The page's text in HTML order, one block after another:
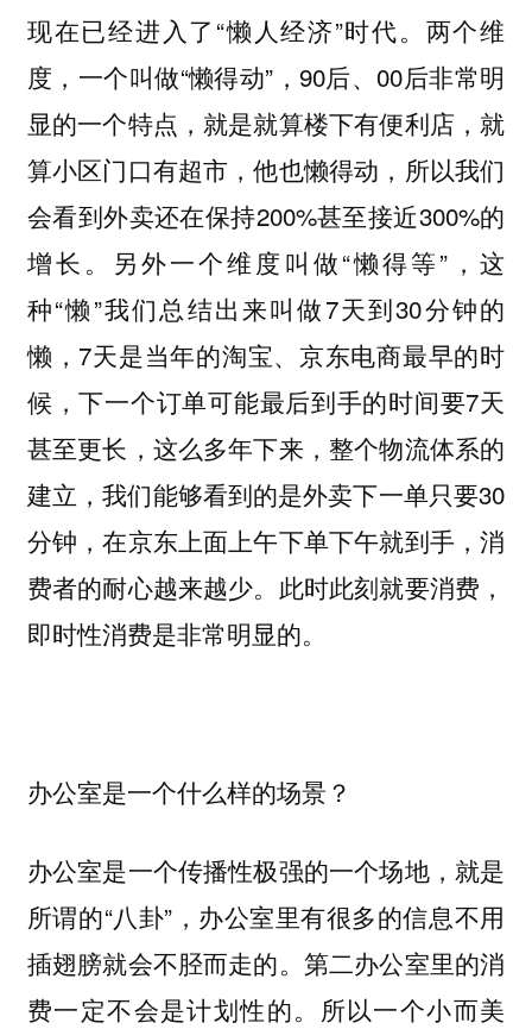
现在已经进入了“懒人经济”时代。两个维
度，一个叫做“懒得动”，90后、00后非常明
显的一个特点，就是就算楼下有便利店，就
算小区门口有超市，他也懒得动，所以我们
会看到外卖还在保持200%甚至接近300%的
增长。另外一个维度叫做“懒得等”，这
种“懒”我们总结出来叫做7天到30分钟的
懒，7天是当年的淘宝、京东电商最早的时
候，下一个订单可能最后到手的时间要7天
甚至更长，这么多年下来，整个物流体系的
建立，我们能够看到的是外卖下一单只要30
分钟，在京东上面上午下单下午就到手，消
费者的耐心越来越少。此时此刻就要消费，
即时性消费是非常明显的。
办公室是一个什么样的场景？
办公室是一个传播性极强的一个场地，就是
所谓的“八卦”，办公室里有很多的信息不用
插翅膀就会不胫而走的。第二办公室里的消
费一定不会是计划性的。所以一个小而美